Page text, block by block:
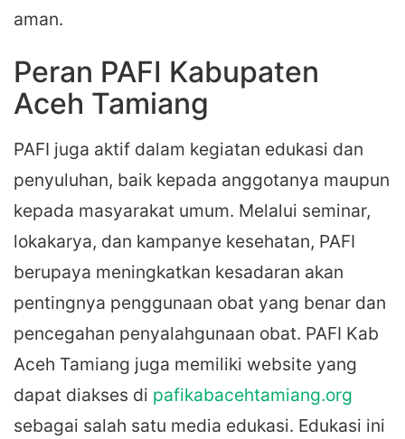
aman.
Peran PAFI Kabupaten
Aceh Tamiang
PAFI juga aktif dalam kegiatan edukasi dan
penyuluhan, baik kepada anggotanya maupun
kepada masyarakat umum. Melalui seminar,
lokakarya, dan kampanye kesehatan, PAFI
berupaya meningkatkan kesadaran akan
pentingnya penggunaan obat yang benar dan
pencegahan penyalahgunaan obat. PAFI Kab
Aceh Tamiang juga memiliki website yang
dapat diakses di pafikabacehtamiang.org
sebagai salah satu media edukasi. Edukasi ini